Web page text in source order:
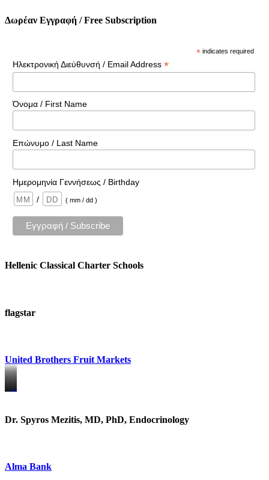
Δωρέαν Εγγραφή / Free Subscription
* indicates required
Ηλεκτρονική Διεύθυνσή / Email Address *
Όνομα / First Name
Επώνυμο / Last Name
Ημερομηνία Γεννήσεως / Birthday
/
( mm / dd )
Hellenic Classical Charter Schools
flagstar
United Brothers Fruit Markets
https://www.unitedbrothersfruitmarkets.com/
https://www.unitedbrothersfruitmarkets.com/
Dr. Spyros Mezitis, MD, PhD, Endocrinology
Alma Bank